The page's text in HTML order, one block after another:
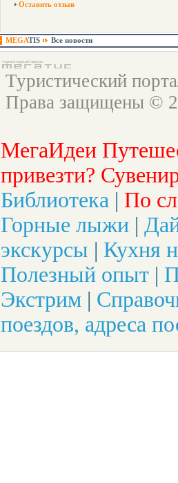
Оставить отзыв
MEGATIS Все новости
Туристический
Права защищены ©
МегаИдеи
привезти?
Библиотека | По
Горные лыжи |
экскурсы | Кухня
Полезный опыт |
Экстрим |
поездов, адреса